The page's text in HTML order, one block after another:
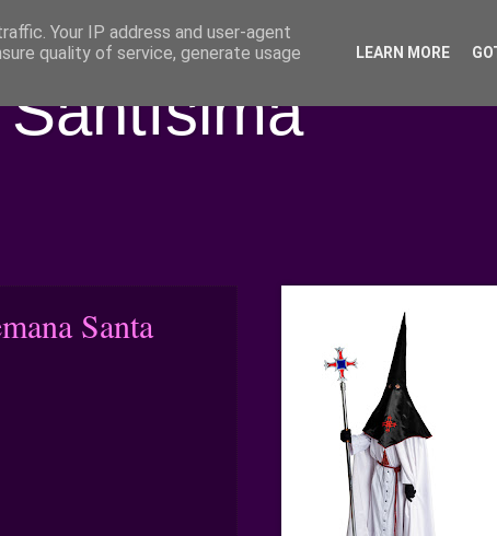
Santa
Your IP address and user-agent
quality of service, generate usage
LEARN MORE